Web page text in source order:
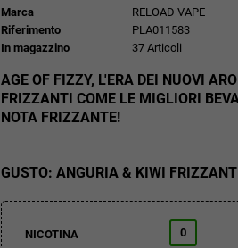
Marca
RELOAD VAPE
Riferimento
PLA011583
In magazzino
37 Articoli
AGE OF FIZZY, L'ERA DEI NUOVI
FRIZZANTI COME LE MIGLIORI
NOTA FRIZZANTE!
GUSTO: ANGURIA & KIWI
NICOTINA 0